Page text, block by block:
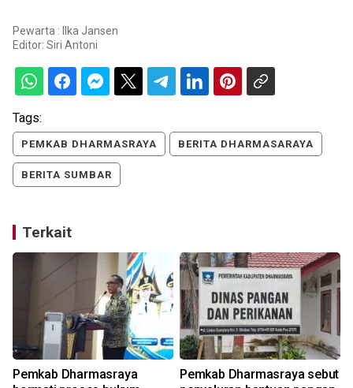
Pewarta : Ilka Jansen
Editor: Siri Antoni
Tags:
PEMKAB DHARMASRAYA BERITA DHARMASARAYA
BERITA SUMBAR
Terkait
Pemkab Dharmasraya
Pemkab Dharmasraya sebut